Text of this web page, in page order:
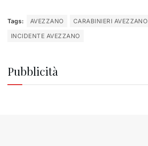
Tags: AVEZZANO
CARABINIERI AVEZZANO
INCIDENTE AVEZZANO
Pubblicità